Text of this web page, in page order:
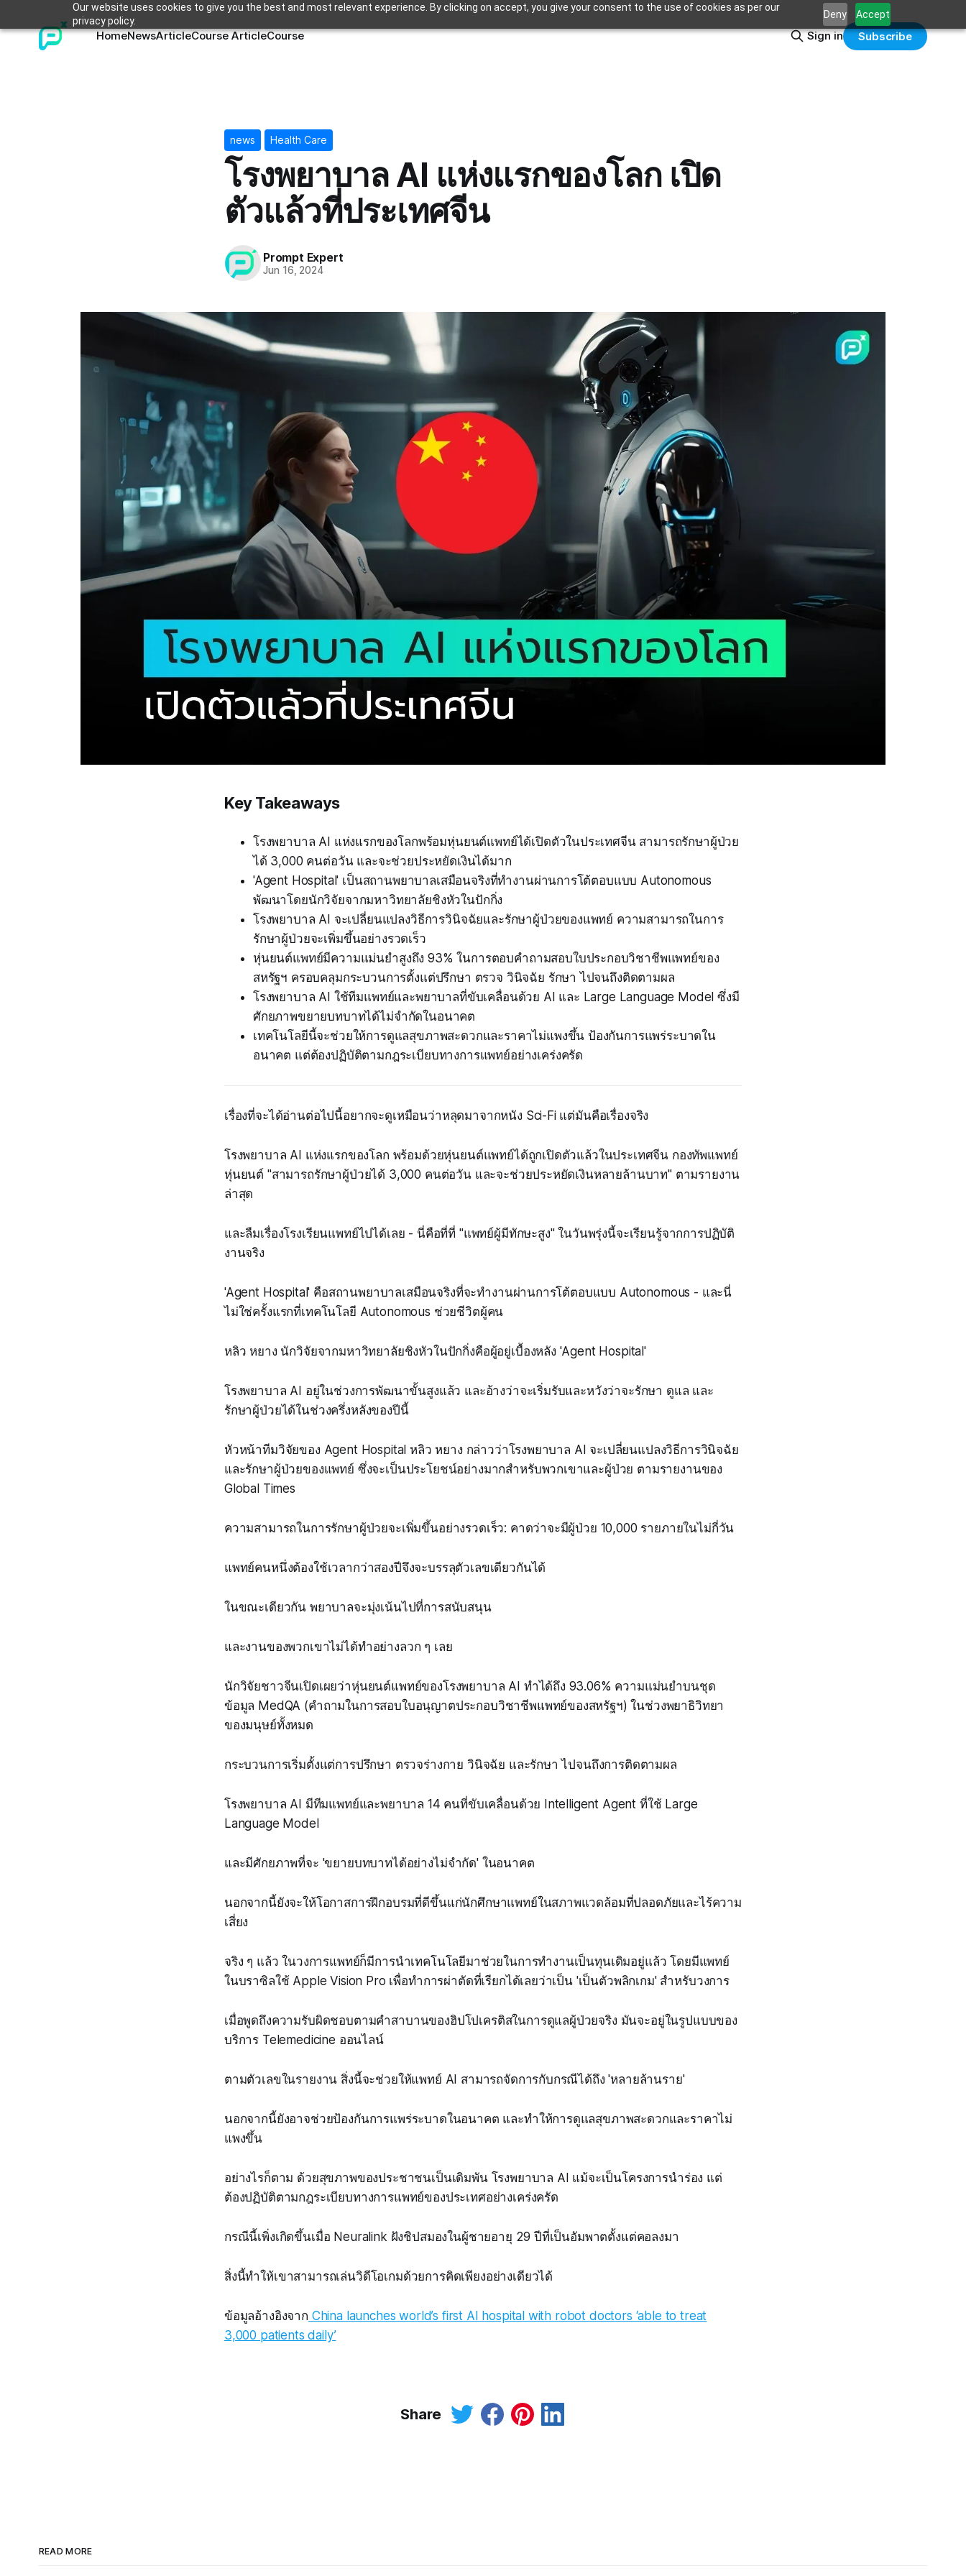
Our website uses cookies to give you the best and most relevant experience. By clicking on accept, you give your consent to the use of cookies as per our
privacy policy.
Deny Accept
HomeNewsArticleCourse ArticleCourse Sign in Subscribe
news Health Care
โรงพยาบาล AI แห่งแรกของโลก เปิด
ตัวแล้วที่ประเทศจีน
Prompt Expert
Jun 16, 2024
Key Takeaways
โรงพยาบาล AI แห่งแรกของโลกพร้อมหุ่นยนต์แพทย์ได้เปิดตัวในประเทศจีน สามารถรักษาผู้ป่วย
ได้ 3,000 คนต่อวัน และจะช่วยประหยัดเงินได้มาก
'Agent Hospital' เป็นสถานพยาบาลเสมือนจริงที่ทำงานผ่านการโต้ตอบแบบ Autonomous
พัฒนาโดยนักวิจัยจากมหาวิทยาลัยชิงหัวในปักกิ่ง
โรงพยาบาล AI จะเปลี่ยนแปลงวิธีการวินิจฉัยและรักษาผู้ป่วยของแพทย์ ความสามารถในการ
รักษาผู้ป่วยจะเพิ่มขึ้นอย่างรวดเร็ว
หุ่นยนต์แพทย์มีความแม่นยำสูงถึง 93% ในการตอบคำถามสอบใบประกอบวิชาชีพแพทย์ของ
สหรัฐฯ ครอบคลุมกระบวนการตั้งแต่ปรึกษา ตรวจ วินิจฉัย รักษา ไปจนถึงติดตามผล
โรงพยาบาล AI ใช้ทีมแพทย์และพยาบาลที่ขับเคลื่อนด้วย AI และ Large Language Model ซึ่งมี
ศักยภาพขยายบทบาทได้ไม่จำกัดในอนาคต
เทคโนโลยีนี้จะช่วยให้การดูแลสุขภาพสะดวกและราคาไม่แพงขึ้น ป้องกันการแพร่ระบาดใน
อนาคต แต่ต้องปฏิบัติตามกฎระเบียบทางการแพทย์อย่างเคร่งครัด
เรื่องที่จะได้อ่านต่อไปนี้อยากจะดูเหมือนว่าหลุดมาจากหนัง Sci-Fi แต่มันคือเรื่องจริง
โรงพยาบาล AI แห่งแรกของโลก พร้อมด้วยหุ่นยนต์แพทย์ได้ถูกเปิดตัวแล้วในประเทศจีน กองทัพแพทย์
หุ่นยนต์ "สามารถรักษาผู้ป่วยได้ 3,000 คนต่อวัน และจะช่วยประหยัดเงินหลายล้านบาท" ตามรายงาน
ล่าสุด
และลืมเรื่องโรงเรียนแพทย์ไปได้เลย - นี่คือที่ที่ "แพทย์ผู้มีทักษะสูง" ในวันพรุ่งนี้จะเรียนรู้จากการปฏิบัติ
งานจริง
'Agent Hospital' คือสถานพยาบาลเสมือนจริงที่จะทำงานผ่านการโต้ตอบแบบ Autonomous - และนี่
ไม่ใช่ครั้งแรกที่เทคโนโลยี Autonomous ช่วยชีวิตผู้คน
หลิว หยาง นักวิจัยจากมหาวิทยาลัยชิงหัวในปักกิ่งคือผู้อยู่เบื้องหลัง 'Agent Hospital'
โรงพยาบาล AI อยู่ในช่วงการพัฒนาขั้นสูงแล้ว และอ้างว่าจะเริ่มรับและหวังว่าจะรักษา ดูแล และ
รักษาผู้ป่วยได้ในช่วงครึ่งหลังของปีนี้
หัวหน้าทีมวิจัยของ Agent Hospital หลิว หยาง กล่าวว่าโรงพยาบาล AI จะเปลี่ยนแปลงวิธีการวินิจฉัย
และรักษาผู้ป่วยของแพทย์ ซึ่งจะเป็นประโยชน์อย่างมากสำหรับพวกเขาและผู้ป่วย ตามรายงานของ
Global Times
ความสามารถในการรักษาผู้ป่วยจะเพิ่มขึ้นอย่างรวดเร็ว: คาดว่าจะมีผู้ป่วย 10,000 รายภายในไม่กี่วัน
แพทย์คนหนึ่งต้องใช้เวลากว่าสองปีจึงจะบรรลุตัวเลขเดียวกันได้
ในขณะเดียวกัน พยาบาลจะมุ่งเน้นไปที่การสนับสนุน
และงานของพวกเขาไม่ได้ทำอย่างลวก ๆ เลย
นักวิจัยชาวจีนเปิดเผยว่าหุ่นยนต์แพทย์ของโรงพยาบาล AI ทำได้ถึง 93.06% ความแม่นยำบนชุด
ข้อมูล MedQA (คำถามในการสอบใบอนุญาตประกอบวิชาชีพแพทย์ของสหรัฐฯ) ในช่วงพยาธิวิทยา
ของมนุษย์ทั้งหมด
กระบวนการเริ่มตั้งแต่การปรึกษา ตรวจร่างกาย วินิจฉัย และรักษา ไปจนถึงการติดตามผล
โรงพยาบาล AI มีทีมแพทย์และพยาบาล 14 คนที่ขับเคลื่อนด้วย Intelligent Agent ที่ใช้ Large
Language Model
และมีศักยภาพที่จะ 'ขยายบทบาทได้อย่างไม่จำกัด' ในอนาคต
นอกจากนี้ยังจะให้โอกาสการฝึกอบรมที่ดีขึ้นแก่นักศึกษาแพทย์ในสภาพแวดล้อมที่ปลอดภัยและไร้ความ
เสี่ยง
จริง ๆ แล้ว ในวงการแพทย์ก็มีการนำเทคโนโลยีมาช่วยในการทำงานเป็นทุนเดิมอยู่แล้ว โดยมีแพทย์
ในบราซิลใช้ Apple Vision Pro เพื่อทำการผ่าตัดที่เรียกได้เลยว่าเป็น 'เป็นตัวพลิกเกม' สำหรับวงการ
เมื่อพูดถึงความรับผิดชอบตามคำสาบานของฮิปโปเครติสในการดูแลผู้ป่วยจริง มันจะอยู่ในรูปแบบของ
บริการ Telemedicine ออนไลน์
ตามตัวเลขในรายงาน สิ่งนี้จะช่วยให้แพทย์ AI สามารถจัดการกับกรณีได้ถึง 'หลายล้านราย'
นอกจากนี้ยังอาจช่วยป้องกันการแพร่ระบาดในอนาคต และทำให้การดูแลสุขภาพสะดวกและราคาไม่
แพงขึ้น
อย่างไรก็ตาม ด้วยสุขภาพของประชาชนเป็นเดิมพัน โรงพยาบาล AI แม้จะเป็นโครงการนำร่อง แต่
ต้องปฏิบัติตามกฎระเบียบทางการแพทย์ของประเทศอย่างเคร่งครัด
กรณีนี้เพิ่งเกิดขึ้นเมื่อ Neuralink ฝังชิปสมองในผู้ชายอายุ 29 ปีที่เป็นอัมพาตตั้งแต่คอลงมา
สิ่งนี้ทำให้เขาสามารถเล่นวิดีโอเกมด้วยการคิดเพียงอย่างเดียวได้
ข้อมูลอ้างอิงจาก China launches world’s first AI hospital with robot doctors ‘able to treat
3,000 patients daily’
Share
READ MORE